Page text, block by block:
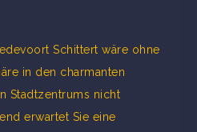
Schittert wäre ohne
in den charmanten
Stadtzentrums nicht
erwartet Sie eine